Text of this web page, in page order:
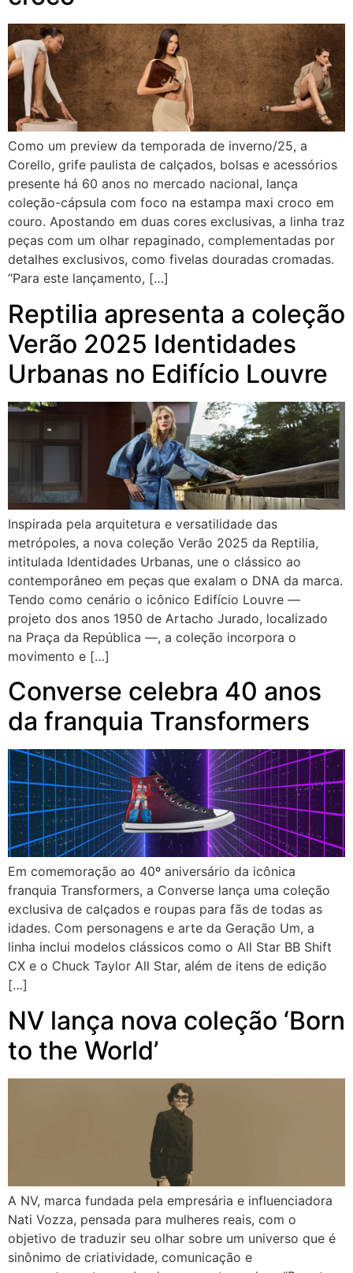
Como um preview da temporada de inverno/25, a
Corello, grife paulista de calçados, bolsas e acessórios
presente há 60 anos no mercado nacional, lança
coleção-cápsula com foco na estampa maxi croco em
couro. Apostando em duas cores exclusivas, a linha traz
peças com um olhar repaginado, complementadas por
detalhes exclusivos, como fivelas douradas cromadas.
“Para este lançamento, […]
Reptilia apresenta a coleção
Verão 2025 Identidades
Urbanas no Edifício Louvre
Inspirada pela arquitetura e versatilidade das
metrópoles, a nova coleção Verão 2025 da Reptilia,
intitulada Identidades Urbanas, une o clássico ao
contemporâneo em peças que exalam o DNA da marca.
Tendo como cenário o icônico Edifício Louvre —
projeto dos anos 1950 de Artacho Jurado, localizado
na Praça da República —, a coleção incorpora o
movimento e […]
Converse celebra 40 anos
da franquia Transformers
Em comemoração ao 40º aniversário da icônica
franquia Transformers, a Converse lança uma coleção
exclusiva de calçados e roupas para fãs de todas as
idades. Com personagens e arte da Geração Um, a
linha inclui modelos clássicos como o All Star BB Shift
CX e o Chuck Taylor All Star, além de itens de edição
[…]
NV lança nova coleção ‘Born
to the World’
A NV, marca fundada pela empresária e influenciadora
Nati Vozza, pensada para mulheres reais, com o
objetivo de traduzir seu olhar sobre um universo que é
sinônimo de criatividade, comunicação e